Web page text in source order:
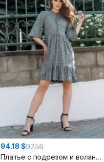
94.18 $97.56
Платье с подрезом и воланом по низу из легкой ткани